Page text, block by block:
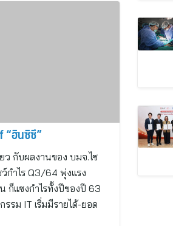
“ฮินซิซึ”
ว กับผลงานของ บมจ.ไซ
ว์กำไร Q3/64 พุ่งแรง
ก็แซงกำไรทั้งปีของปี 63
รม IT เริ่มมีรายได้-ยอด